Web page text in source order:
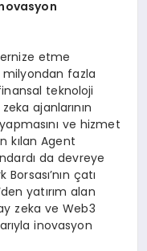
etme
milyondan fazla
teknoloji
ajanlarının
ve hizmet
kılan Agent
da devreye
çatı
yatırım alan
zeka ve Web3
inovasyon